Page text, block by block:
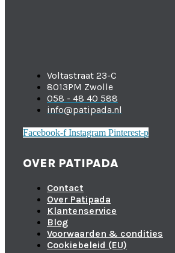
Voltastraat 23-C
8013PM Zwolle
058 - 48 40 588
info@patipada.nl
Facebook-f Instagram Pinterest-p
OVER PATIPADA
Contact
Over Patipada
Klantenservice
Blog
Voorwaarden & condities
Cookiebeleid (EU)